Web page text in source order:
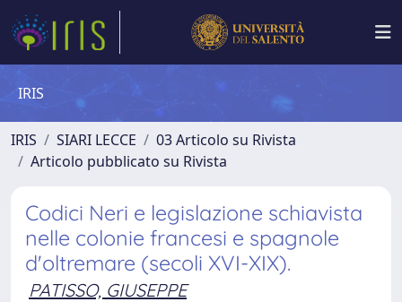
IRIS
IRIS SIARI LECCE
03 Articolo su Rivista
Articolo pubblicato su Rivista
Codici Neri e legislazione schiavista
nelle colonie francesi e spagnole
d'oltremare (secoli XVI-XIX).
PATISSO, GIUSEPPE